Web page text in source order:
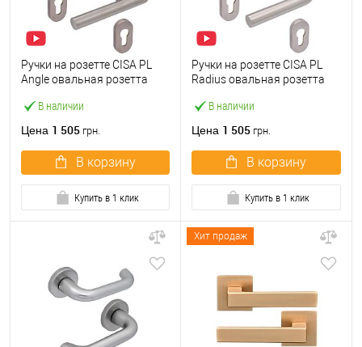
В наличии
Ручки на розетте CISA PL
Angle овальная розетта
сталь
Цена 1 505 грн.
В корзину
Купить в 1 клик
В наличии
Ручки на розетте CISA PL
Radius овальная розетта
сталь
Цена 1 505 грн.
В корзину
Купить в 1 клик
Хит продаж